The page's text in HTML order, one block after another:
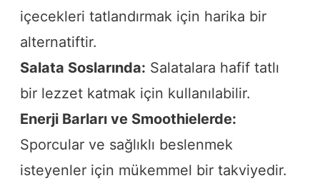
içecekleri tatlandırmak için harika bir
alternatiftir.
Salata Soslarında: Salatalara hafif tatlı
bir lezzet katmak için kullanılabilir.
Enerji Barları ve Smoothielerde:
Sporcular ve sağlıklı beslenmek
isteyenler için mükemmel bir takviyedir.